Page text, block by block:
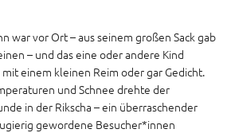
war vor Ort – aus seinem großen Sack gab
– und das eine oder andere Kind
einem kleinen Reim oder gar Gedicht.
und Schnee drehte der
in der Rikscha – ein überraschender
gewordene Besucher*innen